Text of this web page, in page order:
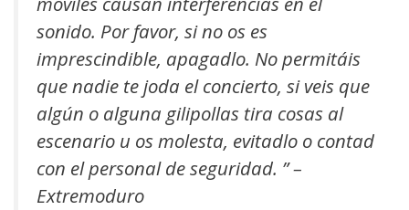
sonido. Por favor, si no os es
imprescindible, apagadlo. No permitáis
que nadie te joda el concierto, si veis que
algún o alguna gilipollas tira cosas al
escenario u os molesta, evitadlo o contad
con el personal de seguridad. ” –
Extremoduro